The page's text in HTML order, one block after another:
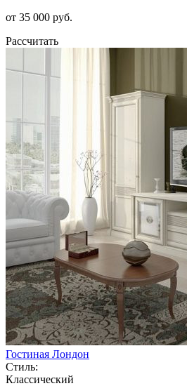
от 35 000 руб.
Рассчитать
Гостиная Лондон
Стиль:
Классический